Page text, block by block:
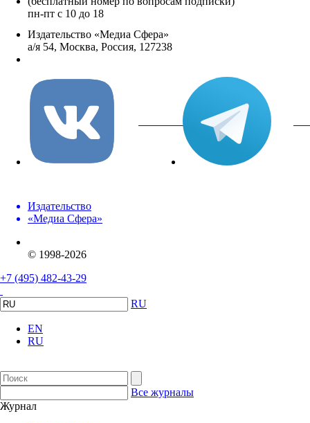
пн-пт с 10 до 18
Издательство «Медиа Сфера»
а/я 54, Москва, Россия, 127238
вКонтакте
Издательство
«Медиа Сфера»
© 1998-2026
+7 (495) 482-43-29
RU
EN
RU
Все журналы
Журнал